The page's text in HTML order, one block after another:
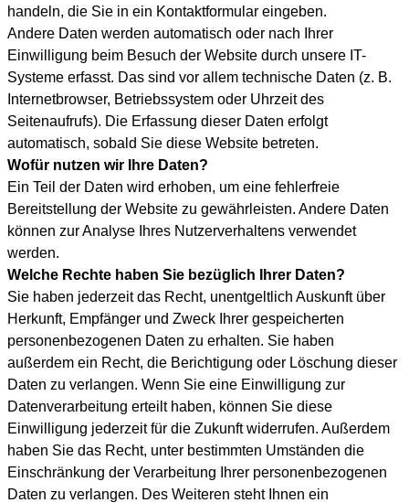
handeln, die Sie in ein Kontaktformular eingeben.
Andere Daten werden automatisch oder nach Ihrer
Einwilligung beim Besuch der Website durch unsere IT-
Systeme erfasst. Das sind vor allem technische Daten (z. B.
Internetbrowser, Betriebssystem oder Uhrzeit des
Seitenaufrufs). Die Erfassung dieser Daten erfolgt
automatisch, sobald Sie diese Website betreten.
Wofür nutzen wir Ihre Daten?
Ein Teil der Daten wird erhoben, um eine fehlerfreie
Bereitstellung der Website zu gewährleisten. Andere Daten
können zur Analyse Ihres Nutzerverhaltens verwendet
werden.
Welche Rechte haben Sie bezüglich Ihrer Daten?
Sie haben jederzeit das Recht, unentgeltlich Auskunft über
Herkunft, Empfänger und Zweck Ihrer gespeicherten
personenbezogenen Daten zu erhalten. Sie haben
außerdem ein Recht, die Berichtigung oder Löschung dieser
Daten zu verlangen. Wenn Sie eine Einwilligung zur
Datenverarbeitung erteilt haben, können Sie diese
Einwilligung jederzeit für die Zukunft widerrufen. Außerdem
haben Sie das Recht, unter bestimmten Umständen die
Einschränkung der Verarbeitung Ihrer personenbezogenen
Daten zu verlangen. Des Weiteren steht Ihnen ein